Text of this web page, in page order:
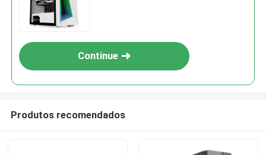
Continue
Produtos recomendados